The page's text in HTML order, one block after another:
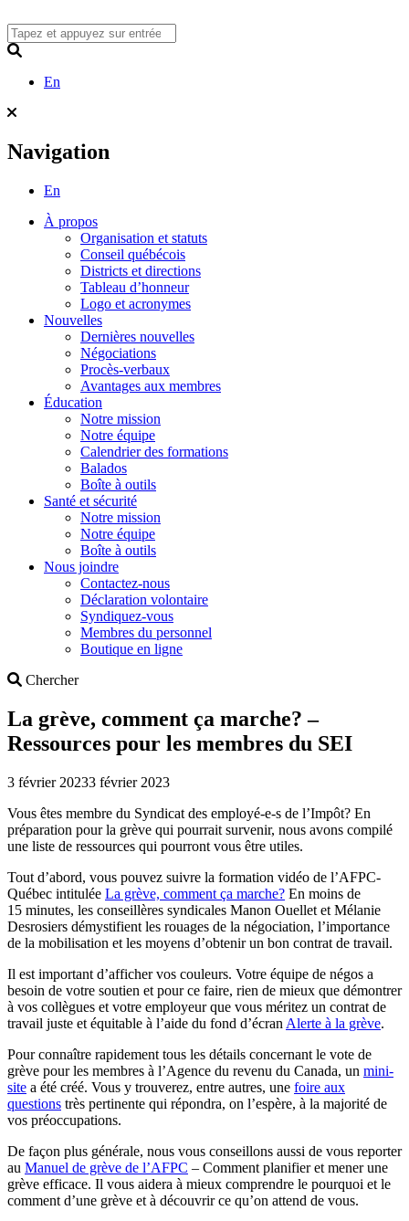
to
content
En
Navigation
En
À propos
Organisation et statuts
Conseil québécois
Districts et directions
Tableau d’honneur
Logo et acronymes
Nouvelles
Dernières nouvelles
Négociations
Procès-verbaux
Avantages aux membres
Éducation
Notre mission
Notre équipe
Calendrier des formations
Balados
Boîte à outils
Santé et sécurité
Notre mission
Notre équipe
Boîte à outils
Nous joindre
Contactez-nous
Déclaration volontaire
Syndiquez-vous
Membres du personnel
Boutique en ligne
ChercherSearch
La grève, comment ça marche? –
Ressources pour les membres du SEI
3 février 20233 février 2023
Vous êtes membre du Syndicat des employé-e-s de l’Impôt? En
préparation pour la grève qui pourrait survenir, nous avons compilé
une liste de ressources qui pourront vous être utiles.
Tout d’abord, vous pouvez suivre la formation vidéo de l’AFPC-
Québec intitulée La grève, comment ça marche? En moins de
15 minutes, les conseillères syndicales Manon Ouellet et Mélanie
Desrosiers démystifient les rouages de la négociation, l’importance
de la mobilisation et les moyens d’obtenir un bon contrat de travail.
Il est important d’afficher vos couleurs. Votre équipe de négos a
besoin de votre soutien et pour ce faire, rien de mieux que démontrer
à vos collègues et votre employeur que vous méritez un contrat de
travail juste et équitable à l’aide du fond d’écran Alerte à la grève.
Pour connaître rapidement tous les détails concernant le vote de
grève pour les membres à l’Agence du revenu du Canada, un mini-
site a été créé. Vous y trouverez, entre autres, une foire aux
questions très pertinente qui répondra, on l’espère, à la majorité de
vos préoccupations.
De façon plus générale, nous vous conseillons aussi de vous reporter
au Manuel de grève de l’AFPC – Comment planifier et mener une
grève efficace. Il vous aidera à mieux comprendre le pourquoi et le
comment d’une grève et à découvrir ce qu’on attend de vous.